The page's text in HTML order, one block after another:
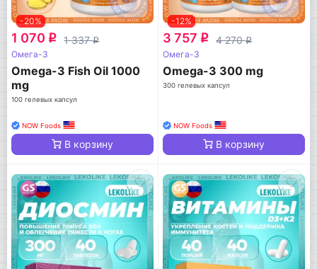
-20%
1 070 q 1 337q
Омега-3
Omega-3 Fish Oil 1000
mg
100 гелевых капсул
NOW Foods
В корзину
-12%
3 757 q 4 270q
Омега-3
Omega-3 300 mg
300 гелевых капсул
NOW Foods
В корзину